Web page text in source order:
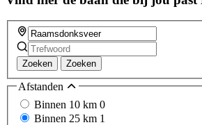
Zoeken Zoeken
Afstanden
Binnen 10 km 0
Binnen 25 km 1